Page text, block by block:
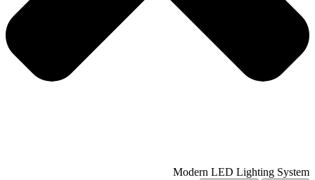
Modern LED Lighting System